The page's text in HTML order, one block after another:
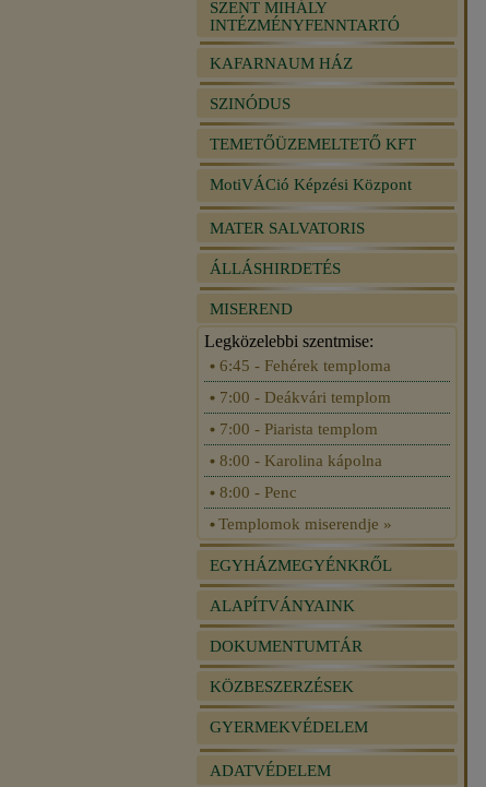
SZENT MIHÁLY
INTÉZMÉNYFENNTARTÓ
KAFARNAUM HÁZ
SZINÓDUS
TEMETŐÜZEMELTETŐ KFT
MotiVÁCió Képzési Központ
MATER SALVATORIS
ÁLLÁSHIRDETÉS
MISEREND
Legközelebbi szentmise:
6:45 - Fehérek temploma
7:00 - Deákvári templom
7:00 - Piarista templom
8:00 - Karolina kápolna
8:00 - Penc
Templomok miserendje »
EGYHÁZMEGYÉNKRŐL
ALAPÍTVÁNYAINK
DOKUMENTUMTÁR
KÖZBESZERZÉSEK
GYERMEKVÉDELEM
ADATVÉDELEM